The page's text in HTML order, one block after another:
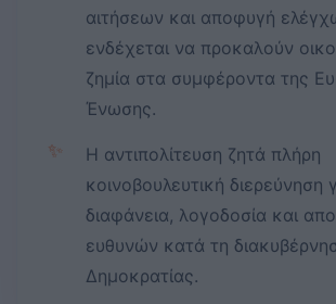
αιτήσεων και αποφυγή
ενδέχεται να προκαλούν
ζημία στα συμφέροντα της
Ένωσης.
✨
Η αντιπολίτευση ζητά πλήρη
κοινοβουλευτική διερεύνηση
διαφάνεια, λογοδοσία και
ευθυνών κατά τη
Δημοκρατίας.